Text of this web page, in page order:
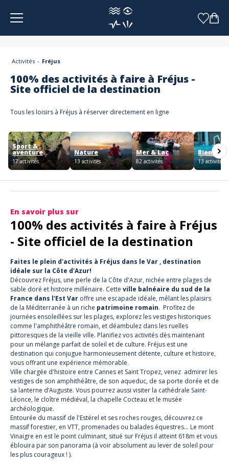
Panneau de gestion des cookies
Activités Fréjus
100% des activités à faire à Fréjus -
Site officiel de la destination
Tous les loisirs à Fréjus à réserver directement en ligne
Sport &
aventure
17 activités
Nature
13 activités
Mer & Lac
82 activités
Bien être
13 activités
En savoir plus sur
100% des activités à faire à Fréjus
- Site officiel de la destination
Faites le plein d'activités à Fréjus dans le Var , destination
idéale sur la Côte d'Azur!
Découvrez Fréjus, une perle de la Côte d'Azur, nichée entre plages de
sable doré et histoire millénaire. Cette ville balnéaire du sud de la
France dans l'Est Var offre une escapade idéale, mêlant les plaisirs
de la Méditerranée à un riche patrimoine romain. Profitez de
journées ensoleillées sur les plages, explorez les vestiges historiques
comme l'amphithéâtre romain, et déambulez dans les ruelles
pittoresques de la vieille ville. Planifiez vos activités dès maintenant
pour un mélange parfait de soleil et de culture. Fréjus est une
destination qui conjugue harmonieusement détente, culture et histoire,
vous offrant une expérience mémorable.
Ville chargée d'histoire entre Cannes et Saint Tropez, venez admirer les
vestiges de son amphithéâtre, de son aqueduc, de sa porte dorée et de
sa lanterne d’Auguste. Vous pourrez aussi visiter la cathédrale Saint-
Léonce, le cloître médiéval, la chapelle Cocteau et le musée
archéologique.
Entourée du massif de l'Estérel et ses roches rouges, découvrez ce
massif forestier, en VTT, promenades ou balades équestres... Le mont
Vinaigre en est le point culminant, situé sur Fréjus il atteint 618m et vous
éblouira par son panorama (à voir absolument au lever de soleil pour
les plus courageux ! ).